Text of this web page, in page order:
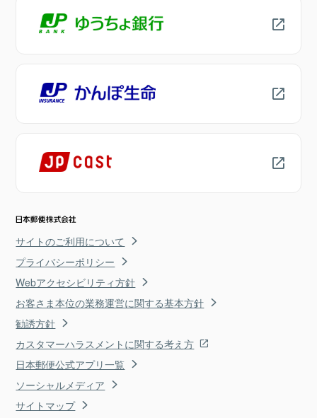
サイトのご利用について
プライバシーポリシー
Webアクセシビリティ方針
お客さま本位の業務運営に関する基本方針
勧誘方針
カスタマーハラスメントに関する考え方
日本郵便公式アプリ一覧
ソーシャルメディア
サイトマップ